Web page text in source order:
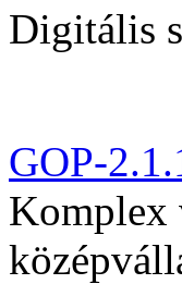
Digitális
GOP-
Komplex